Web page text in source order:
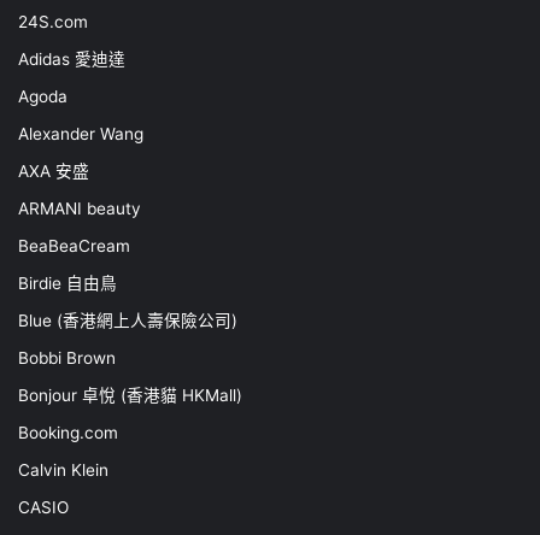
24S.com
Adidas 愛迪達
Agoda
Alexander Wang
AXA 安盛
ARMANI beauty
BeaBeaCream
Birdie 自由鳥
Blue (香港網上人壽保險公司)
Bobbi Brown
Bonjour 卓悅 (香港貓 HKMall)
Booking.com
Calvin Klein
CASIO